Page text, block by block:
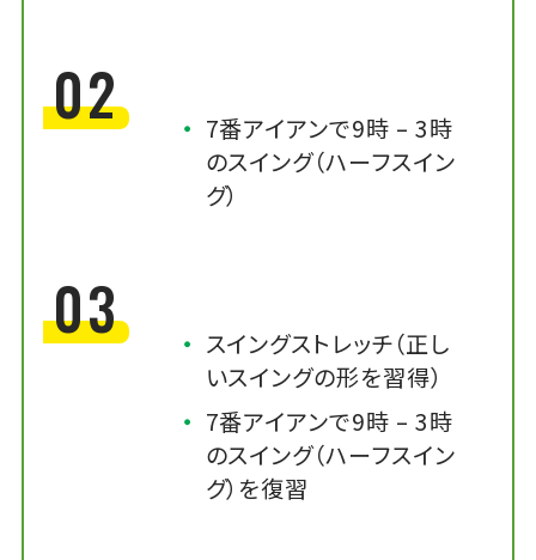
02
7番アイアンで9時 – 3時
のスイング（ハーフスイン
グ）
03
スイングストレッチ（正し
いスイングの形を習得）
7番アイアンで9時 – 3時
のスイング（ハーフスイン
グ）を復習